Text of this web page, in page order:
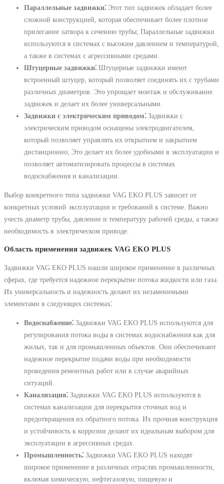
Параллельные задвижки⁚ Этот тип задвижек обладает более
сложной конструкцией, которая обеспечивает более плотное
прилегание затвора к сечению трубы; Параллельные задвижки
используются в системах с высоким давлением и температурой,
а также в системах с агрессивными средами.
Штуцерные задвижки⁚ Штуцерные задвижки имеют
встроенный штуцер, который позволяет соединять их с трубами
различных диаметров. Это упрощает монтаж и обслуживание
задвижек и делает их более универсальными.
Задвижки с электрическим приводом⁚ Задвижки с
электрическим приводом оснащены электродвигателем,
который позволяет управлять их открытием и закрытием
дистанционно; Это делает их более удобными в эксплуатации и
позволяет автоматизировать процессы в системах
водоснабжения и канализации.
Выбор конкретного типа задвижки VAG EKO PLUS зависит от
конкретных условий эксплуатации и требований к системе. Важно
учесть диаметр трубы, давление и температуру рабочей среды, а также
необходимость в электрическом приводе.
Область применения задвижек VAG EKO PLUS
Задвижки VAG EKO PLUS нашли широкое применение в различных
сферах, где требуется надежное перекрытие потока жидкости или газа.
Их универсальность и надежность делают их незаменимыми
элементами в следующих системах⁚
Водоснабжение⁚ Задвижки VAG EKO PLUS используются для
регулирования потока воды в системах водоснабжения как для
жилых, так и для промышленных объектов. Они обеспечивают
надежное перекрытие подачи воды при необходимости
проведения ремонтных работ или в случае аварийных
ситуаций.
Канализация⁚ Задвижки VAG EKO PLUS используются в
системах канализации для перекрытия сточных вод и
предотвращения их обратного потока. Их прочная конструкция
и устойчивость к коррозии делают их идеальным выбором для
эксплуатации в агрессивных средах.
Промышленность⁚ Задвижки VAG EKO PLUS находят
широкое применение в различных отраслях промышленности,
включая химическую, нефтегазовую, пищевую и